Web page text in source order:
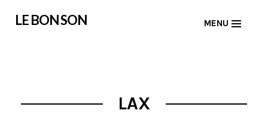
LE BON SON MENU
LAX